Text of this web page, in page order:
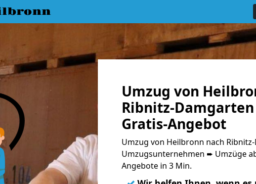
Umzug von
Ribnitz-
Gratis-Angebot
Umzug von Heilbronn nach
Umzugsunternehmen ➨ Umzüge
Angebote in 3 Min.